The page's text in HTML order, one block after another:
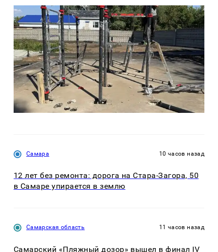
Самара 10 часов назад
12 лет без ремонта: дорога на Стара-Загора, 50
в Самаре упирается в землю
Самарская область 11 часов назад
Самарский «Пляжный дозор» вышел в финал IV